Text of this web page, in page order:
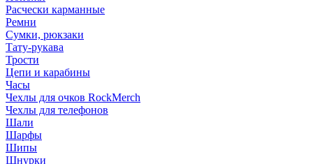
Расчески карманные
Ремни
Сумки, рюкзаки
Тату-рукава
Трости
Цепи и карабины
Часы
Чехлы для очков RockMerch
Чехлы для телефонов
Шали
Шарфы
Шипы
Шнурки